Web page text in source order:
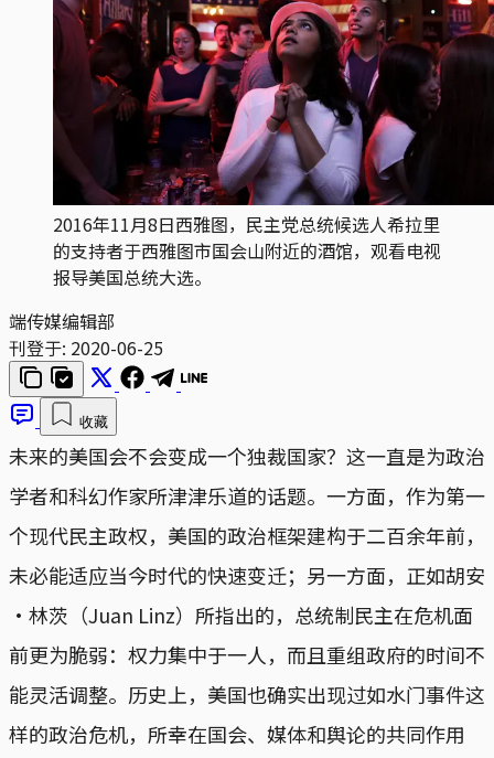
2016年11月8日西雅图，民主党总统候选人希拉里
的支持者于西雅图市国会山附近的酒馆，观看电视
报导美国总统大选。
端传媒编辑部
刊登于: 2020-06-25
收藏
未来的美国会不会变成一个独裁国家？这一直是为政治
学者和科幻作家所津津乐道的话题。一方面，作为第一
个现代民主政权，美国的政治框架建构于二百余年前，
未必能适应当今时代的快速变迁；另一方面，正如胡安
·林茨（Juan Linz）所指出的，总统制民主在危机面
前更为脆弱：权力集中于一人，而且重组政府的时间不
能灵活调整。历史上，美国也确实出现过如水门事件这
样的政治危机，所幸在国会、媒体和舆论的共同作用